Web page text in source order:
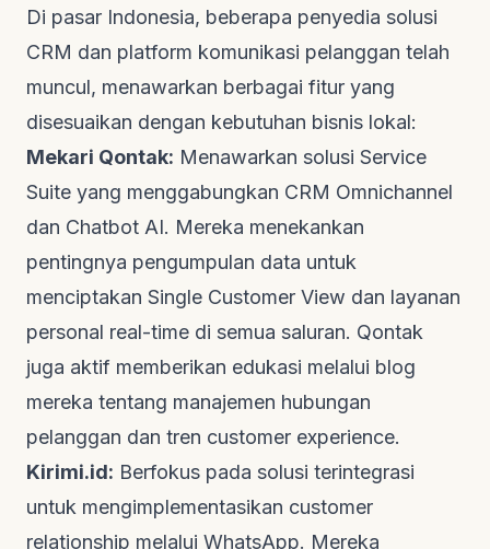
Di pasar Indonesia, beberapa penyedia solusi
CRM dan platform komunikasi pelanggan telah
muncul, menawarkan berbagai fitur yang
disesuaikan dengan kebutuhan bisnis lokal:
Mekari Qontak: Menawarkan solusi Service
Suite yang menggabungkan CRM Omnichannel
dan Chatbot AI. Mereka menekankan
pentingnya pengumpulan data untuk
menciptakan Single Customer View dan layanan
personal real-time di semua saluran. Qontak
juga aktif memberikan edukasi melalui blog
mereka tentang manajemen hubungan
pelanggan dan tren customer experience.
Kirimi.id: Berfokus pada solusi terintegrasi
untuk mengimplementasikan customer
relationship melalui WhatsApp. Mereka